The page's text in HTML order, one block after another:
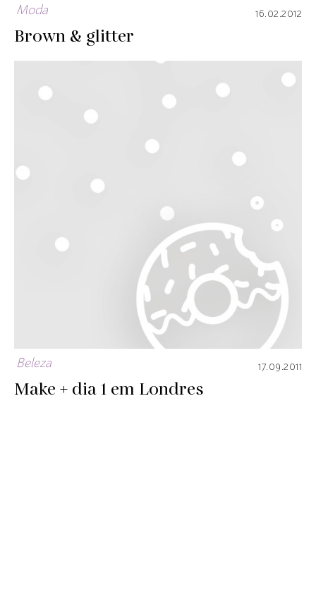
Moda 16.02.2012
Brown & glitter
Beleza 17.09.2011
Make + dia 1 em Londres